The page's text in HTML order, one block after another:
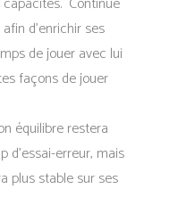
d’enrichir ses
de jouer avec lui
façons de jouer
équilibre restera
d’essai-erreur, mais
plus stable sur ses